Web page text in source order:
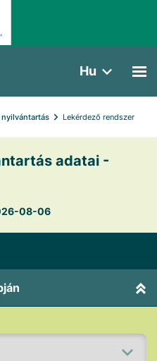
Hu
Lekérdező rendszer
adatai -
08-06